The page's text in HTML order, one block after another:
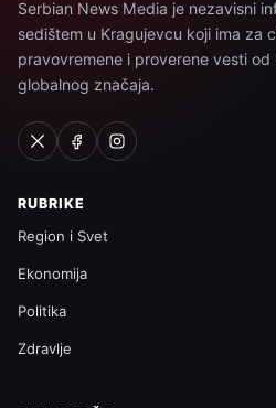
Serbian News Media je nezavisni
sedištem u Kragujevcu koji ima za
pravovremene i proverene vesti
globalnog značaja.
RUBRIKE
Region i Svet
Ekonomija
Politika
Zdravlje